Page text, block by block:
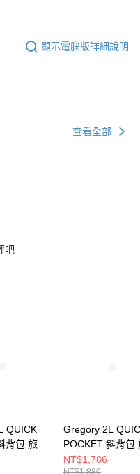
顯示電腦版詳細說明
查看全部
吧
QUICK
背包 旅行
M
Gregory 2L
POCKET 斜背包
小包 木格紋， M
NT$1,786
NT$1,880